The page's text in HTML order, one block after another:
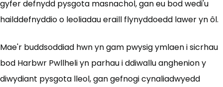
gyfer defnydd pysgota masnachol, gan eu bod wedi'u
hailddefnyddio o leoliadau eraill flynyddoedd lawer yn ôl.
Mae'r buddsoddiad hwn yn gam pwysig ymlaen i sicrhau
bod Harbwr Pwllheli yn parhau i ddiwallu anghenion y
diwydiant pysgota lleol, gan gefnogi cynaliadwyedd